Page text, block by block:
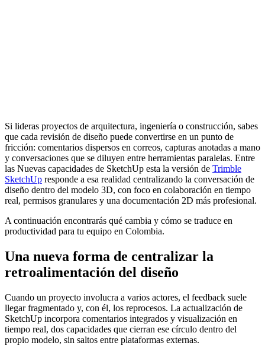
Si lideras proyectos de arquitectura, ingeniería o construcción, sabes
que cada revisión de diseño puede convertirse en un punto de
fricción: comentarios dispersos en correos, capturas anotadas a mano
y conversaciones que se diluyen entre herramientas paralelas. Entre
las Nuevas capacidades de SketchUp esta la versión de Trimble
SketchUp responde a esa realidad centralizando la conversación de
diseño dentro del modelo 3D, con foco en colaboración en tiempo
real, permisos granulares y una documentación 2D más profesional.
A continuación encontrarás qué cambia y cómo se traduce en
productividad para tu equipo en Colombia.
Una nueva forma de centralizar la
retroalimentación del diseño
Cuando un proyecto involucra a varios actores, el feedback suele
llegar fragmentado y, con él, los reprocesos. La actualización de
SketchUp incorpora comentarios integrados y visualización en
tiempo real, dos capacidades que cierran ese círculo dentro del
propio modelo, sin saltos entre plataformas externas.